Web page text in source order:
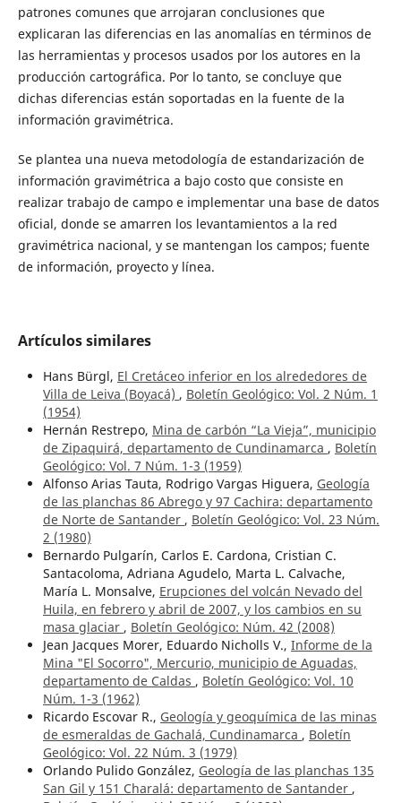
patrones comunes que arrojaran conclusiones que
explicaran las diferencias en las anomalías en términos de
las herramientas y procesos usados por los autores en la
producción cartográfica. Por lo tanto, se concluye que
dichas diferencias están soportadas en la fuente de la
información gravimétrica.
Se plantea una nueva metodología de estandarización de
información gravimétrica a bajo costo que consiste en
realizar trabajo de campo e implementar una base de datos
oficial, donde se amarren los levantamientos a la red
gravimétrica nacional, y se mantengan los campos; fuente
de información, proyecto y línea.
Artículos similares
Hans Bürgl, El Cretáceo inferior en los alrededores de
Villa de Leiva (Boyacá) , Boletín Geológico: Vol. 2 Núm. 1
(1954)
Hernán Restrepo, Mina de carbón “La Vieja”, municipio
de Zipaquirá, departamento de Cundinamarca , Boletín
Geológico: Vol. 7 Núm. 1-3 (1959)
Alfonso Arias Tauta, Rodrigo Vargas Higuera, Geología
de las planchas 86 Abrego y 97 Cachira: departamento
de Norte de Santander , Boletín Geológico: Vol. 23 Núm.
2 (1980)
Bernardo Pulgarín, Carlos E. Cardona, Cristian C.
Santacoloma, Adriana Agudelo, Marta L. Calvache,
María L. Monsalve, Erupciones del volcán Nevado del
Huila, en febrero y abril de 2007, y los cambios en su
masa glaciar , Boletín Geológico: Núm. 42 (2008)
Jean Jacques Morer, Eduardo Nicholls V., Informe de la
Mina "El Socorro", Mercurio, municipio de Aguadas,
departamento de Caldas , Boletín Geológico: Vol. 10
Núm. 1-3 (1962)
Ricardo Escovar R., Geología y geoquímica de las minas
de esmeraldas de Gachalá, Cundinamarca , Boletín
Geológico: Vol. 22 Núm. 3 (1979)
Orlando Pulido González, Geología de las planchas 135
San Gil y 151 Charalá: departamento de Santander ,